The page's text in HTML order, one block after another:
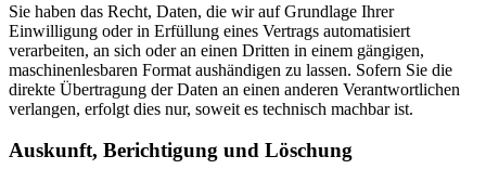
Sie haben das Recht, Daten, die wir auf Grundlage Ihrer
Einwilligung oder in Erfüllung eines Vertrags automatisiert
verarbeiten, an sich oder an einen Dritten in einem gängigen,
maschinenlesbaren Format aushändigen zu lassen. Sofern Sie die
direkte Übertragung der Daten an einen anderen Verantwortlichen
verlangen, erfolgt dies nur, soweit es technisch machbar ist.
Auskunft, Berichtigung und Löschung